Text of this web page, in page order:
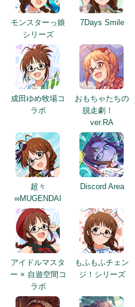
モンスターっ娘
シリーズ
7Days Smile
成田ゆめ牧場コ
ラボ
おもちゃたちの
脱走劇！
ver.RA
超々
∞MUGENDAI
Discord Area
アイドルマスタ
ー × 自遊空間コ
ラボ
もふもふチェン
ジ！シリーズ